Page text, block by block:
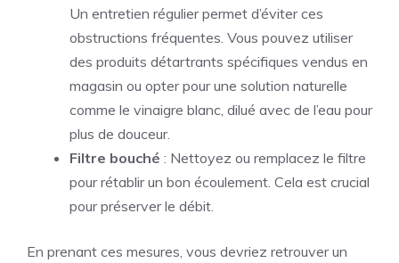
Un entretien régulier permet d’éviter ces
obstructions fréquentes. Vous pouvez utiliser
des produits détartrants spécifiques vendus en
magasin ou opter pour une solution naturelle
comme le vinaigre blanc, dilué avec de l’eau pour
plus de douceur.
Filtre bouché : Nettoyez ou remplacez le filtre
pour rétablir un bon écoulement. Cela est crucial
pour préserver le débit.
En prenant ces mesures, vous devriez retrouver un